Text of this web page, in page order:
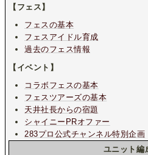
【フェス】
フェスの基本
フェスアイドル育成
過去のフェス情報
【イベント】
コラボフェスの基本
フェスツアーズの基本
天井社長からの宿題
シャイニーPRオファー
283プロ公式チャンネル特別企画
ユニット編